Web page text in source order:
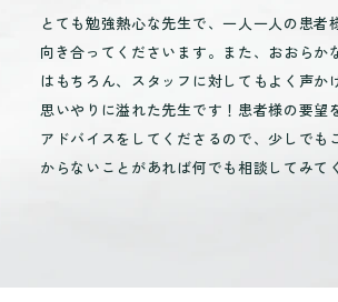
とても勉強熱心な先生で、一人一人の患者
向き合ってくださいます。また、おおらか
はもちろん、スタッフに対してもよく声か
思いやりに溢れた先生です！患者様の要望
アドバイスをしてくださるので、少しでも
からないことがあれば何でも相談してみて